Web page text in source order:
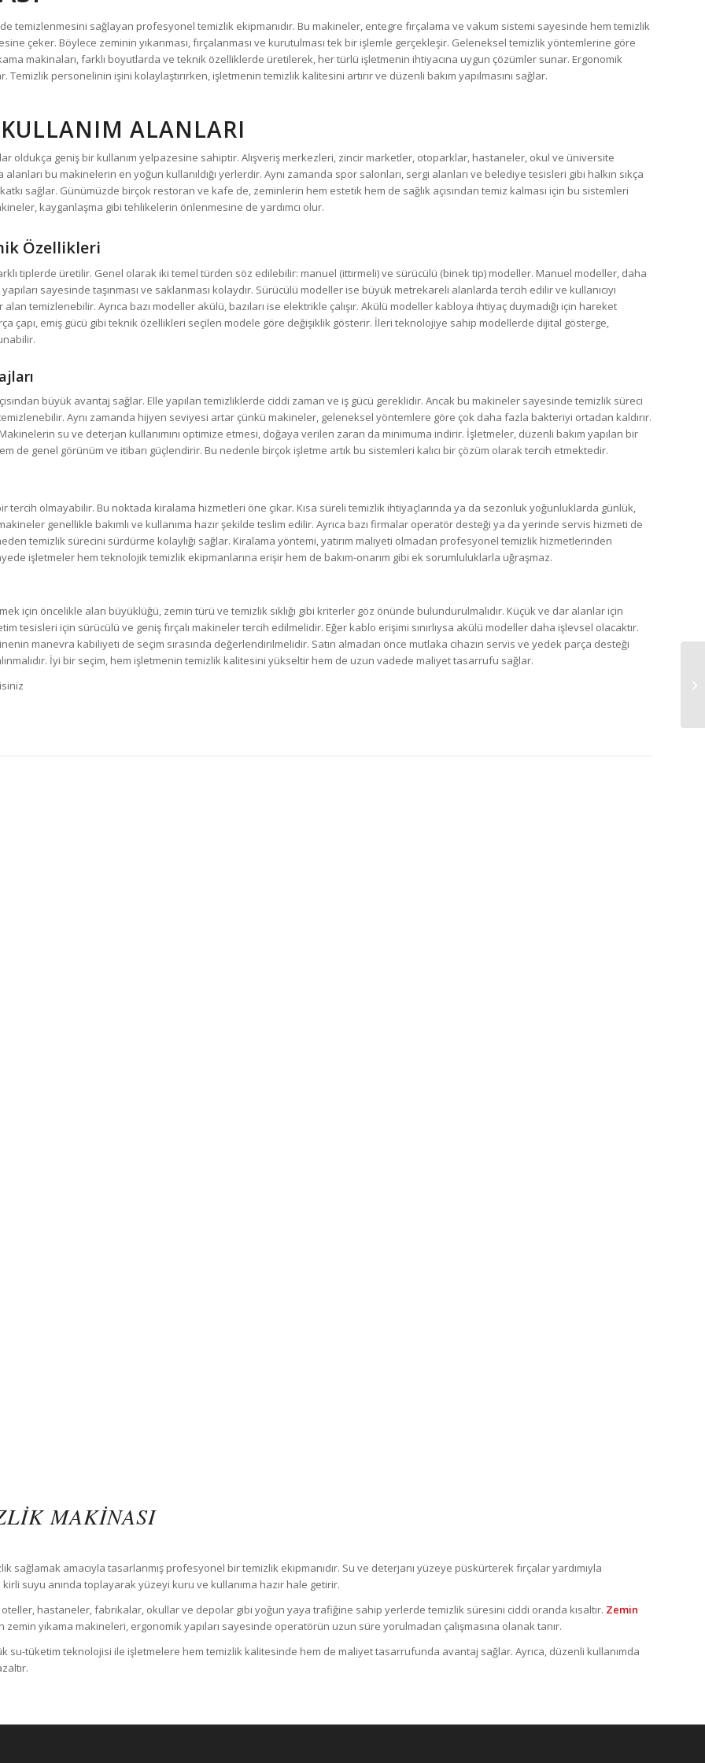
temizlenmesini sağlayan profesyonel temizlik ekipmanıdır. Bu makineler, entegre fırçalama ve vakum sistemi sayesinde hem temizlik
çeker. Böylece zeminin yıkanması, fırçalanması ve kurutulması tek bir işlemle gerçekleşir. Geleneksel temizlik yöntemlerine göre
makinaları, farklı boyutlarda ve teknik özelliklerde üretilerek, her türlü işletmenin ihtiyacına uygun çözümler sunar. Ergonomik
Temizlik personelinin işini kolaylaştırırken, işletmenin temizlik kalitesini artırır ve düzenli bakım yapılmasını sağlar.
ALANLARI
oldukça geniş bir kullanım yelpazesine sahiptir. Alışveriş merkezleri, zincir marketler, otoparklar, hastaneler, okul ve üniversite
bu makinelerin en yoğun kullanıldığı yerlerdir. Aynı zamanda spor salonları, sergi alanları ve belediye tesisleri gibi halkın sıkça
sağlar. Günümüzde birçok restoran ve kafe de, zeminlerin hem estetik hem de sağlık açısından temiz kalması için bu sistemleri
kayganlaşma gibi tehlikelerin önlenmesine de yardımcı olur.
Özellikleri
tiplerde üretilir. Genel olarak iki temel türden söz edilebilir: manuel (ittirmeli) ve sürücülü (binek tip) modeller. Manuel modeller, daha
sayesinde taşınması ve saklanması kolaydır. Sürücülü modeller ise büyük metrekareli alanlarda tercih edilir ve kullanıcıyı
temizlenebilir. Ayrıca bazı modeller akülü, bazıları ise elektrikle çalışır. Akülü modeller kabloya ihtiyaç duymadığı için hareket
çapı, emiş gücü gibi teknik özellikleri seçilen modele göre değişiklik gösterir. İleri teknolojiye sahip modellerde dijital gösterge,
büyük avantaj sağlar. Elle yapılan temizliklerde ciddi zaman ve iş gücü gereklidir. Ancak bu makineler sayesinde temizlik süreci
Aynı zamanda hijyen seviyesi artar çünkü makineler, geleneksel yöntemlere göre çok daha fazla bakteriyi ortadan kaldırır.
Makinelerin su ve deterjan kullanımını optimize etmesi, doğaya verilen zararı da minimuma indirir. İşletmeler, düzenli bakım yapılan bir
de genel görünüm ve itibarı güçlendirir. Bu nedenle birçok işletme artık bu sistemleri kalıcı bir çözüm olarak tercih etmektedir.
tercih olmayabilir. Bu noktada kiralama hizmetleri öne çıkar. Kısa süreli temizlik ihtiyaçlarında ya da sezonluk yoğunluklarda günlük,
genellikle bakımlı ve kullanıma hazır şekilde teslim edilir. Ayrıca bazı firmalar operatör desteği ya da yerinde servis hizmeti de
temizlik sürecini sürdürme kolaylığı sağlar. Kiralama yöntemi, yatırım maliyeti olmadan profesyonel temizlik hizmetlerinden
işletmeler hem teknolojik temizlik ekipmanlarına erişir hem de bakım-onarım gibi ek sorumluluklarla uğraşmaz.
için öncelikle alan büyüklüğü, zemin türü ve temizlik sıklığı gibi kriterler göz önünde bulundurulmalıdır. Küçük ve dar alanlar için
tesisleri için sürücülü ve geniş fırçalı makineler tercih edilmelidir. Eğer kablo erişimi sınırlıysa akülü modeller daha işlevsel olacaktır.
manevra kabiliyeti de seçim sırasında değerlendirilmelidir. Satın almadan önce mutlaka cihazın servis ve yedek parça desteği
İyi bir seçim, hem işletmenin temizlik kalitesini yükseltir hem de uzun vadede maliyet tasarrufu sağlar.
MAKINASI
sağlamak amacıyla tasarlanmış profesyonel bir temizlik ekipmanıdır. Su ve deterjanı yüzeye püskürterek fırçalar yardımıyla
suyu anında toplayarak yüzeyi kuru ve kullanıma hazır hale getirir.
hastaneler, fabrikalar, okullar ve depolar gibi yoğun yaya trafiğine sahip yerlerde temizlik süresini ciddi oranda kısaltır. Zemin
yıkama makineleri, ergonomik yapıları sayesinde operatörün uzun süre yorulmadan çalışmasına olanak tanır.
su-tüketim teknolojisi ile işletmelere hem temizlik kalitesinde hem de maliyet tasarrufunda avantaj sağlar. Ayrıca, düzenli kullanımda